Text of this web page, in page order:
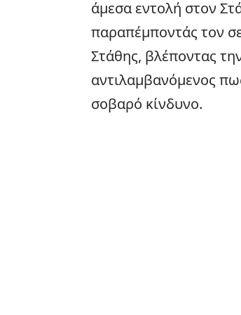
άμεσα εντολή στον
παραπέμποντάς τον σε
Στάθης, βλέποντας
αντιλαμβανόμενος
σοβαρό κίνδυνο.